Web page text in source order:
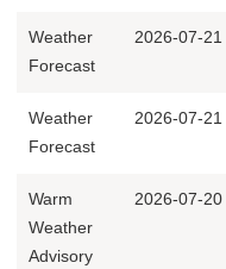
Weather
Forecast
2026-07-21
Weather
Forecast
2026-07-21
Warm
Weather
Advisory
2026-07-20